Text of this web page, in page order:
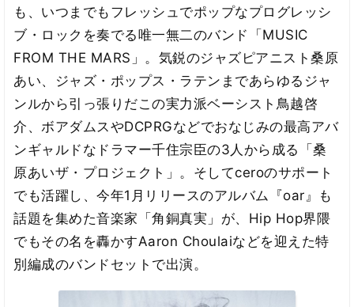
も、いつまでもフレッシュでポップなプログレッシ
ブ・ロックを奏でる唯一無二のバンド「MUSIC
FROM THE MARS」。気鋭のジャズピアニスト桑原
あい、ジャズ・ポップス・ラテンまであらゆるジャ
ンルから引っ張りだこの実力派ベーシスト鳥越啓
介、ボアダムスやDCPRGなどでおなじみの最高アバ
ンギャルドなドラマー千住宗臣の3人から成る「桑
原あいザ・プロジェクト」。そしてceroのサポート
でも活躍し、今年1月リリースのアルバム『oar』も
話題を集めた音楽家「角銅真実」が、Hip Hop界隈
でもその名を轟かすAaron Choulaiなどを迎えた特
別編成のバンドセットで出演。